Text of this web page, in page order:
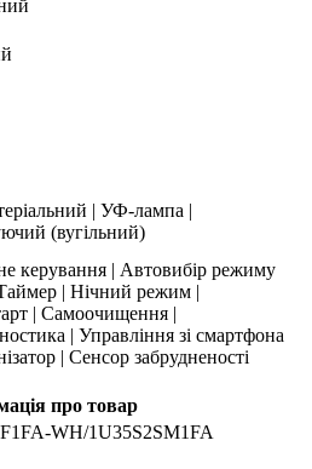
| УФ-лампа |
(вугільний)
керування | Автовибір режиму
| Нічний режим |
| Самоочищення |
| Управління зі смартфона
| Сенсор забрудненості
про товар
WH/1U35S2SM1FA